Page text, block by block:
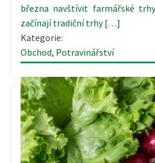
března navštívit farmářské
začínají tradiční trhy […]
Kategorie:
Obchod, Potravinářství